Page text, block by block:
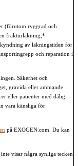
(förutom ryggrad och
frakturläkning,*
av läkningstiden för
och reparation i
Säkerhet och
gravida eller ammande
eller patienter med dålig
vara känsliga för
på EXOGEN.com. Du kan
visar några synliga tecken